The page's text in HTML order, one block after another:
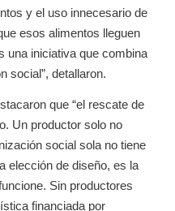
y el uso innecesario de
esos alimentos lleguen
una iniciativa que combina
social”, detallaron.
que “el rescate de
Un productor solo no
social sola no tiene
elección de diseño, es la
Sin productores
financiada por